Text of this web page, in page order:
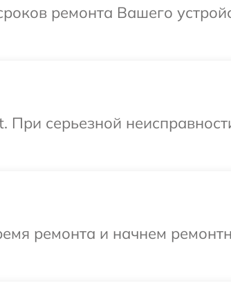
ремонта Вашего
При серьезной
ремонта и начнем